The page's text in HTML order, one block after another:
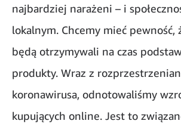
najbardziej narażeni – i
lokalnym. Chcemy mieć pewność,
będą otrzymywali na czas
produkty. Wraz z
koronawirusa, odnotowaliśmy
kupujących online. Jest to